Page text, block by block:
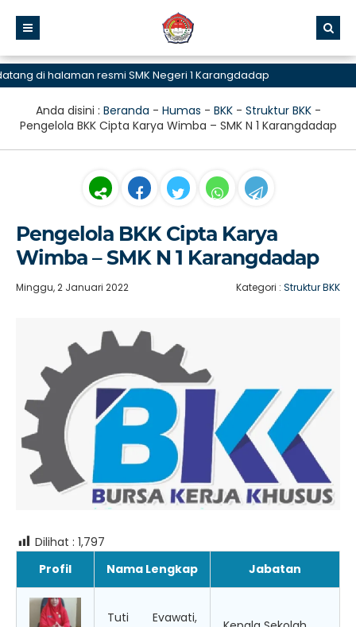
di halaman resmi SMK Negeri 1 Karangdadap
Anda disini : Beranda - Humas - BKK- Struktur BKK-
Pengelola BKK Cipta Karya Wimba – SMK N 1 Karangdadap
Pengelola BKK Cipta Karya
Wimba – SMK N 1 Karangdadap
Minggu, 2 Januari 2022 Kategori : Struktur BKK
Dilihat : 1,797
Profil
Nama Lengkap Jabatan
Tuti Evawati,